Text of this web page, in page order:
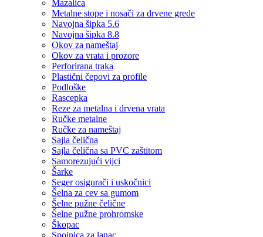
Mazalica
Metalne stope i nosači za drvene grede
Navojna šipka 5.6
Navojna šipka 8.8
Okov za nameštaj
Okov za vrata i prozore
Perforirana traka
Plastični čepovi za profile
Podloške
Rascepka
Reze za metalna i drvena vrata
Ručke metalne
Ručke za nameštaj
Sajla čelična
Sajla čelična sa PVC zaštitom
Samorezujući vijci
Šarke
Seger osigurači i uskočnici
Šelna za cev sa gumom
Šelne pužne čelične
Šelne pužne prohromske
Škopac
Spojnica za lanac